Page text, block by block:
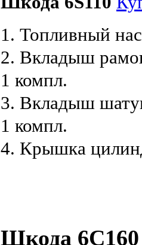
1. Топливный
2. Вкладыш
1 компл.
3. Вкладыш
1 компл.
4. Крышка
Шкода